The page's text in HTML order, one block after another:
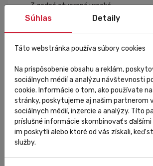
3 zadné otvorené vrecká
Sportful
lyžovanie,cyklistika, outdoor). Pri
inovatívne technológie a kvalitné
dosiahnuťšpičkové cyklooblečenie
firma s profesionálnymicyklistamiuž
rokov. Okrem talianskej reprezentácie v
lyžovaní a biatlone oblieka aj cyklistický
TotalEnergies.
Súhlas Detaily
Táto webstránka používa súbory cookies
Na prispôsobenie obsahu a reklám,
sociálnych médií a analýzu návštevnosti
cookie. Informácie o tom, ako používate
stránky, poskytujeme aj našim partnerom
sociálnych médií, inzercie a analýzy. Títo
príslušné informácie skombinovať s
im poskytli alebo ktoré od vás získali, keď
služby.